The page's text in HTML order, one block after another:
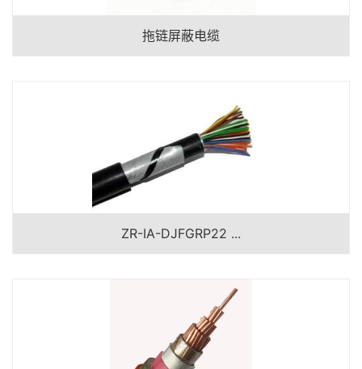
拖链屏蔽电缆
ZR-IA-DJFGRP22 ...